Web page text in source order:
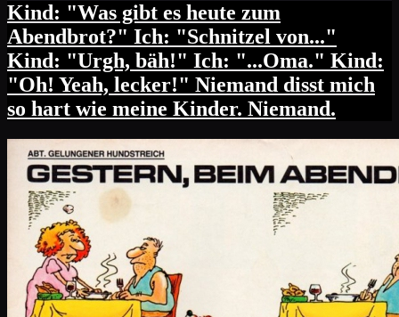
Kind: "Was gibt es heute zum
Abendbrot?" Ich: "Schnitzel von..."
Kind: "Urgh, bäh!" Ich: "...Oma." Kind:
"Oh! Yeah, lecker!" Niemand disst mich
so hart wie meine Kinder. Niemand.